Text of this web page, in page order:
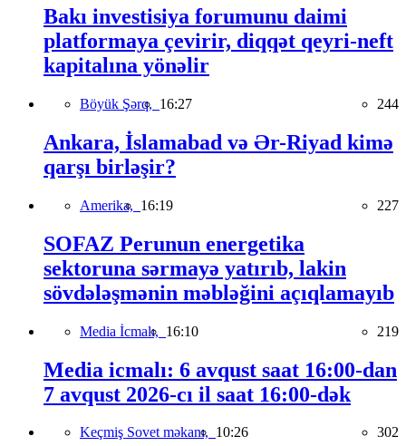
Bakı investisiya forumunu daimi
platformaya çevirir, diqqət qeyri-neft
kapitalına yönəlir
Böyük Şərq, 16:27 244
Ankara, İslamabad və Ər-Riyad kimə
qarşı birləşir?
Amerika, 16:19 227
SOFAZ Perunun energetika
sektoruna sərmayə yatırıb, lakin
sövdələşmənin məbləğini açıqlamayıb
Media İcmalı, 16:10 219
Media icmalı: 6 avqust saat 16:00-dan
7 avqust 2026-cı il saat 16:00-dək
Keçmiş Sovet məkanı, 10:26 302